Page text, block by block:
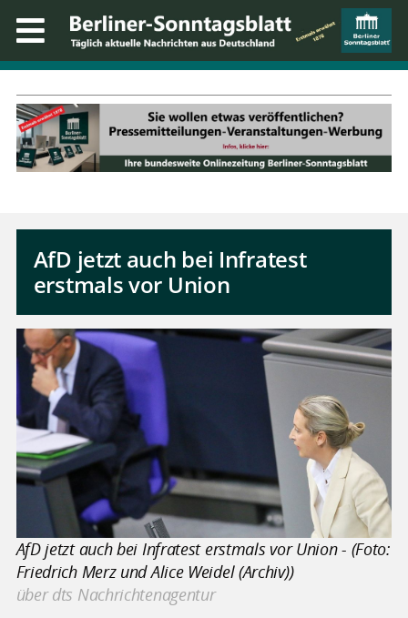
AfD jetzt auch bei Infratest
erstmals vor Union
AfD jetzt auch bei Infratest erstmals vor Union - (Foto:
Friedrich Merz und Alice Weidel (Archiv))
über dts Nachrichtenagentur